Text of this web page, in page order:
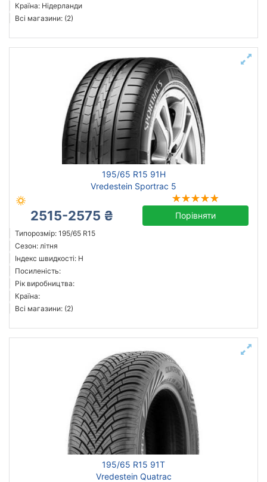
Країна: Нідерланди
Всі магазини: (2)
195/65 R15 91H
Vredestein Sportrac 5
2515-2575 ₴ Порівняти
Типорозмір: 195/65 R15
Сезон: літня
Індекс швидкості: H
Посиленість:
Рік виробництва:
Країна:
Всі магазини: (2)
195/65 R15 91T
Vredestein Quatrac